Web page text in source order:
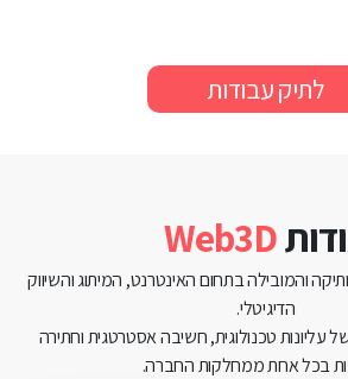
לתיק עבודות
Web3D
והמובילה בתחום האינטרנט, המיתוג והשיווק
הדיגיטלי.
עליונות טכנולוגית, חשיבה אסטרטגית וחתירה
בכל אחת ממחלקות החברה.